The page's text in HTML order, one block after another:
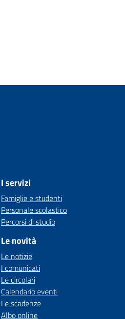
I servizi
Famiglie e studenti
Personale scolastico
Percorsi di studio
Le novità
Le notizie
I comunicati
Le circolari
Calendario eventi
Le scadenze
Albo online